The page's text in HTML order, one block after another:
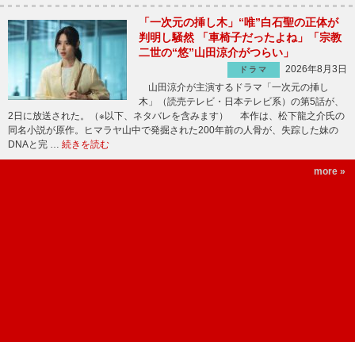
「一次元の挿し木」“唯”白石聖の正体が
判明し騒然 「車椅子だったよね」「宗教
二世の“悠”山田涼介がつらい」
ドラマ
2026年8月3日
山田涼介が主演するドラマ「一次元の挿し
木」（読売テレビ・日本テレビ系）の第5話が、
2日に放送された。（※以下、ネタバレを含みます） 本作は、松下龍之介氏の
同名小説が原作。ヒマラヤ山中で発掘された200年前の人骨が、失踪した妹の
DNAと完 … 続きを読む
more »